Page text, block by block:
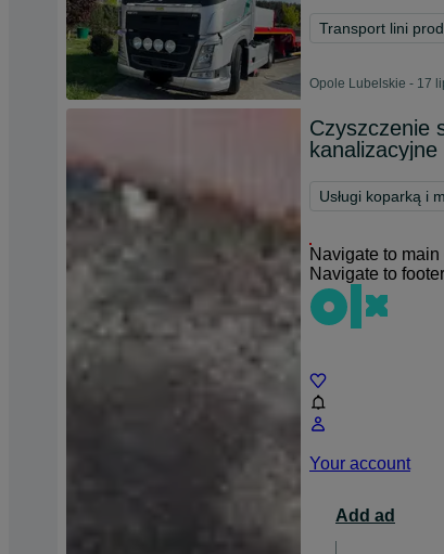
Transport lini
Opole Lubelskie - 17
Czyszczenie
kanalizacyjne
Usługi koparką i
Navigate to main
Navigate to footer
Your account
Add ad